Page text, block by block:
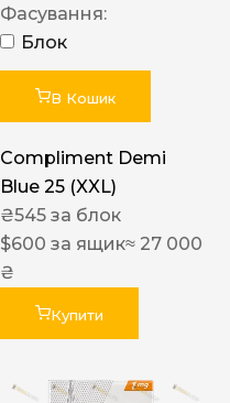
Фасування:
Блок
В Кошик
Compliment Demi
Blue 25 (XXL)
₴545 за блок
$600 за ящик≈ 27 000
₴
Купити